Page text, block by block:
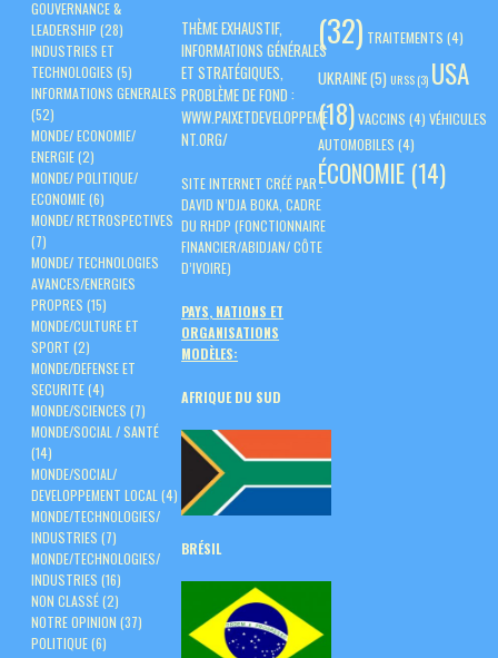
GOUVERNANCE &
LEADERSHIP (28)
INDUSTRIES ET
TECHNOLOGIES (5)
INFORMATIONS GENERALES
(52)
MONDE/ ECONOMIE/
ENERGIE(2)
MONDE/ POLITIQUE/
ECONOMIE(6)
MONDE/ RETROSPECTIVES
(7)
MONDE/ TECHNOLOGIES
AVANCES/ENERGIES
PROPRES (15)
MONDE/CULTURE ET
SPORT (2)
MONDE/DEFENSE ET
SECURITE(4)
MONDE/SCIENCES (7)
MONDE/SOCIAL / SANTÉ
(14)
MONDE/SOCIAL/
DEVELOPPEMENT LOCAL(4)
MONDE/TECHNOLOGIES/
INDUSTRIES (7)
MONDE/TECHNOLOGIES/
INDUSTRIES (16)
NON CLASSÉ(2)
NOTRE OPINION (37)
POLITIQUE(6)
(32) TRAITEMENTS (4)
UKRAINE(5)URSS(3) USA
(18)VACCINS (4) VÉHICULES
AUTOMOBILES (4)
ÉCONOMIE (14)
THÈME EXHAUSTIF,
INFORMATIONS GÉNÉRALES
ET STRATÉGIQUES,
PROBLÈME DE FOND :
WWW.PAIXETDEVELOPPEME
NT.ORG/
SITE INTERNET CRÉÉ PAR :
DAVID N’DJA BOKA, CADRE
DU RHDP (FONCTIONNAIRE
FINANCIER/ABIDJAN/ CÔTE
D’IVOIRE)
PAYS, NATIONS ET
ORGANISATIONS
MODÈLES:
AFRIQUE DU SUD
BRÉSIL